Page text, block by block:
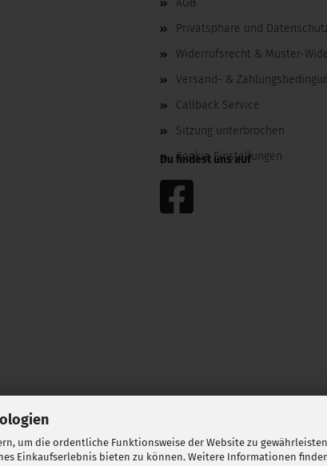
um die ordentliche Funktionsweise der Website zu
Einkaufserlebnis bieten zu können. Weitere Informationen
AGB
Privatsphäre und
Widerrufsrecht & Muster-
Versand- &
Callback Service
Sitzung unterbrochen
Cookie Einstellungen
Du findest uns auf
Webshop erstellenmit Gambio.de © 2026